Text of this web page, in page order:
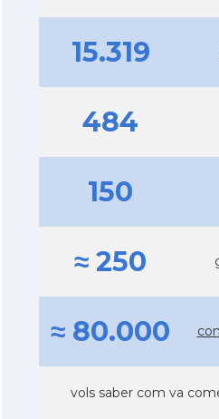
15.319
484
150
≈ 250
≈ 80.000
vols saber com va